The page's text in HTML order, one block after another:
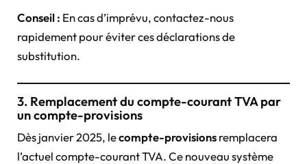
Conseil : En cas d’imprévu, contactez-nous
rapidement pour éviter ces déclarations de
substitution.
3. Remplacement du compte-courant TVA par
un compte-provisions
Dès janvier 2025, lecompte-provisionsremplacera
l’actuel compte-courant TVA. Ce nouveau système